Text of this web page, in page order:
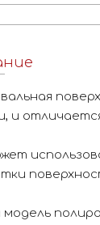
и
модель